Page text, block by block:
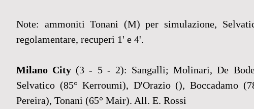
Note: ammoniti Tonani (M) per simulazione,
regolamentare, recuperi 1' e 4'.
Milano City (3 - 5 - 2): Sangalli; Molinari, De Bode,
Selvatico (85° Kerroumi), D'Orazio (), Boccadamo
Pereira), Tonani (65° Mair). All. E. Rossi